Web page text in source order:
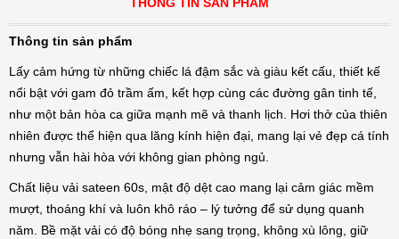
THÔNG TIN SẢN PHẨM
Thông tin sản phẩm
Lấy cảm hứng từ những chiếc lá đậm sắc và giàu kết cấu, thiết kế
nổi bật với gam đỏ trầm ấm, kết hợp cùng các đường gân tinh tế,
như một bản hòa ca giữa mạnh mẽ và thanh lịch. Hơi thở của thiên
nhiên được thể hiện qua lăng kính hiện đại, mang lại vẻ đẹp cá tính
nhưng vẫn hài hòa với không gian phòng ngủ.
Chất liệu vải sateen 60s, mật độ dệt cao mang lại cảm giác mềm
mượt, thoáng khí và luôn khô ráo – lý tưởng để sử dụng quanh
năm. Bề mặt vải có độ bóng nhẹ sang trọng, không xù lông, giữ